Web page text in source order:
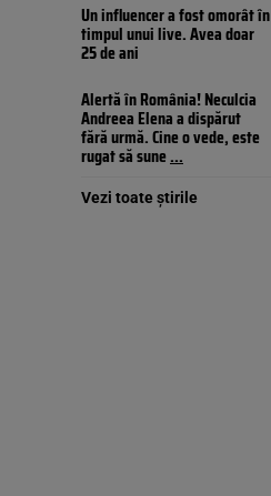
Un influencer a fost omorât în
timpul unui live. Avea doar
25 de ani
Alertă în România! Neculcia
Andreea Elena a dispărut
fără urmă. Cine o vede, este
rugat să sune...
Vezi toate știrile